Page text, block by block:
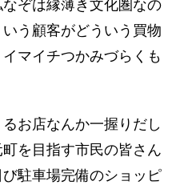
ぞは縁薄き文化圏なの
う顧客がどういう買物
マイチつかみづらくも
お店なんか一握りだし
を目指す市民の皆さん
駐車場完備のショッピ